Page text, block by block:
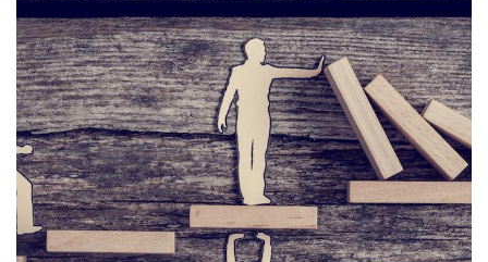
Curateur ou
tuteur ad'hoc
Le curateur ou tuteur ad hoc est nommé par le
juge dans des situations spécifiques pour
représenter temporairement une personne qui
ne peut pas protéger ses propres intérêts dans
des affaires juridiques ponctuelles.